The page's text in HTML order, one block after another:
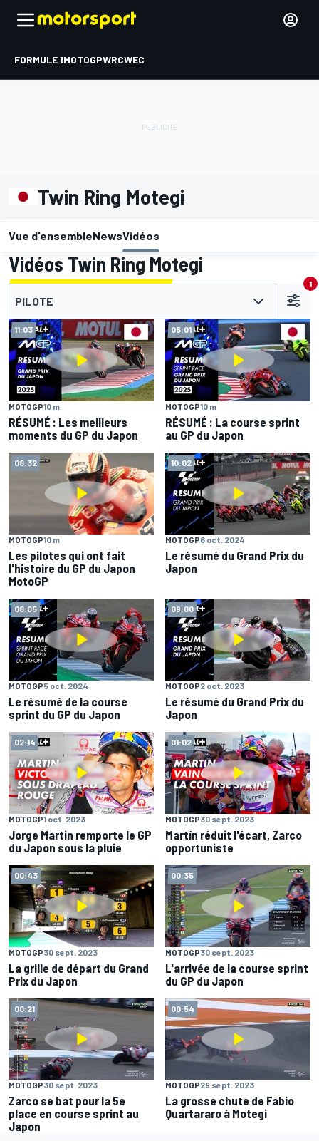
FORMULE 1MOTOGPWRCWEC
Twin Ring Motegi
Vue d'ensembleNewsVidéos
Vidéos Twin Ring Motegi
PILOTE
1
11:03
MOTOGP10 m
RÉSUMÉ : Les meilleurs
moments du GP du Japon
05:01
MOTOGP10 m
RÉSUMÉ : La course sprint
au GP du Japon
08:32
MOTOGP10 m
Les pilotes qui ont fait
l'histoire du GP du Japon
MotoGP
10:02
MOTOGP6 oct. 2024
Le résumé du Grand Prix du
Japon
08:05
MOTOGP5 oct. 2024
Le résumé de la course
sprint du GP du Japon
09:00
MOTOGP2 oct. 2023
Le résumé du Grand Prix du
Japon
02:14
MOTOGP1 oct. 2023
Jorge Martin remporte le GP
du Japon sous la pluie
01:02
MOTOGP30 sept. 2023
Martín réduit l'écart, Zarco
opportuniste
00:43
MOTOGP30 sept. 2023
La grille de départ du Grand
Prix du Japon
00:35
MOTOGP30 sept. 2023
L'arrivée de la course sprint
du GP du Japon
00:21
MOTOGP30 sept. 2023
Zarco se bat pour la 5e
place en course sprint au
Japon
00:54
MOTOGP29 sept. 2023
La grosse chute de Fabio
Quartararo à Motegi